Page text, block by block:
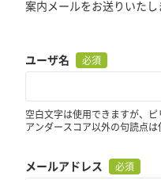
案内メールをお送りいたし
ユーザ名 必須
空白文字は使用できますが、ピ
アンダースコア以外の句読点は
メールアドレス 必須